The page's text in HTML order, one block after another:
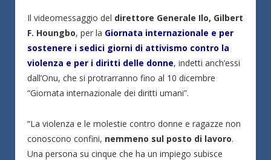
Il videomessaggio del direttore Generale Ilo, Gilbert
F. Houngbo, per la Giornata internazionale e per
sostenere i sedici giorni di attivismo contro la
violenza e per i diritti delle donne, indetti anch’essi
dall’Onu, che si protrarranno fino al 10 dicembre
“Giornata internazionale dei diritti umani”.
“La violenza e le molestie contro donne e ragazze non
conoscono confini, nemmeno sul posto di lavoro.
Una persona su cinque che ha un impiego subisce